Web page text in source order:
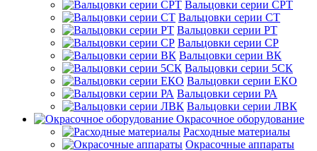
Вальцовки серии СРТ
Вальцовки серии СТ
Вальцовки серии РТ
Вальцовки серии СР
Вальцовки серии ВК
Вальцовки серии 5СК
Вальцовки серии ЕКО
Вальцовки серии РА
Вальцовки серии ЛВК
Окрасочное оборудование
Расходные материалы
Окрасочные аппараты